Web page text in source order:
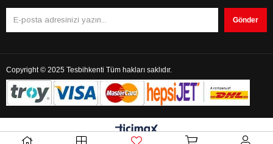
Gönder
Copyright © 2025 Tesbihkenti Tüm hakları saklıdır.